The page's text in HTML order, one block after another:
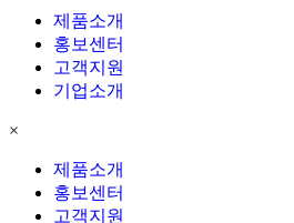
제품소개
홍보센터
고객지원
기업소개
×
제품소개
홍보센터
고객지원